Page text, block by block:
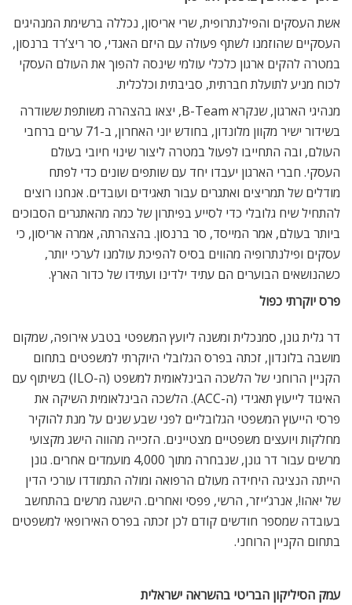
אשת העסקים והפילנתרופית, שרי אריסון, נכללה ברשימת המנהיגים
העסקיים שהוזמנו לשתף פעולה עם היזם האגדי, סר ריצ’רד ברנסון,
במטרה להקים ארגון כלכלי עולמי שינסה להפוך את העולם העסקי
לכוח מניע לתועלת חברתית, סביבתית וכלכלית.
מנהיגי הארגון, שנקרא B-Team, יצאו בהצהרה משותפת ששודרה
בשידור ישיר מקוון מלונדון, בחודש יוני האחרון, ב-71 ערים ברחבי
העולם, ובה התחייבו לפעול במטרה ליצור שינוי חיובי בעולם
העסקי. חברי הארגון יעבדו יחד עם שותפים שונים כדי לפתח
מודלים של תמריצים ואתגרים עבור תאגידים ועובדים. אנחנו רוצים
להתחיל שיח גלובלי כדי לסייע בפיתרון של כמה מהאתגרים הסבוכים
ביותר בעולם, אמר המייסד, סר ברנסון. בהצהרתה, אמרה אריסון, כי
עסקים ופילנתרופיה מהווים בסיס להפיכת עולמנו לערכי יותר,
כשהנושאים הבוערים הם עתיד ילדינו ועתידו של כדור הארץ.
פרס יוקרתי כפול
דר גלית גונן, סמנכלית ומשנה ליועץ המשפטי בטבע אירופה, שמקום
מושבה בלונדון, זכתה בפרס הגלובלי היוקרתי למשפטים בתחום
הקניין הרוחני של הלשכה הבינלאומית למשפט (ה-ILO) בשיתוף עם
האיגוד לייעוץ תאגידי (ה-ACC). הלשכה הבינלאומית השיקה את
פרסי הייעוץ המשפטי הגלובליים לפני שבע שנים על מנת להוקיר
מחלקות ויועצים משפטיים מצטיינים. הזכייה מהווה הישג מקצועי
מרשים עבור דר גונן, שנבחרה מתוך 4,000 מועמדים אחרים. גונן
הייתה הנציגה היחידה מעולם הרפואה ומולה התמודדו עורכי הדין
של יאהו!, אנרג’ייזר, הרשי, פפסי ואחרים. הישגה מרשים בהתחשב
בעובדה שמספר חודשים קודם לכן זכתה בפרס האירופאי למשפטים
בתחום הקניין הרוחני.
עמק הסיליקון הבריטי בהשראה ישראלית